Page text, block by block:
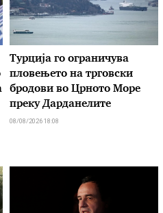
Турција го ограничува
пловењето на трговски
бродови во Црното Море
преку Дарданелите
08/08/2026 18:08